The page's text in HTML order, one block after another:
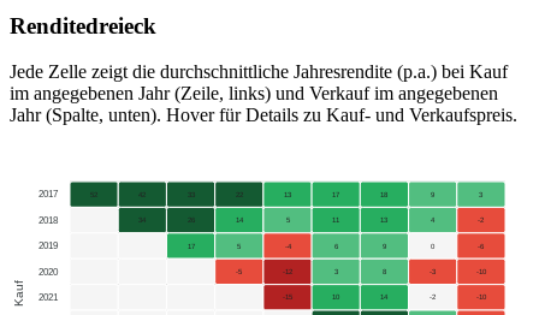
Renditedreieck
Jede Zelle zeigt die durchschnittliche Jahresrendite (p.a.) bei Kauf
im angegebenen Jahr (Zeile, links) und Verkauf im angegebenen
Jahr (Spalte, unten). Hover für Details zu Kauf- und Verkaufspreis.
2017
2018
2019
2020
2021
Kauf
52 42 33 22 13 17 18 9 3
34 26 14 5 11 13 4 -2
17 5 -4 6 9 0 -6
-5 -12 3 8 -3 -10
-15 10 14 -2 -10